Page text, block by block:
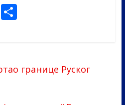
b
S
границе Руског